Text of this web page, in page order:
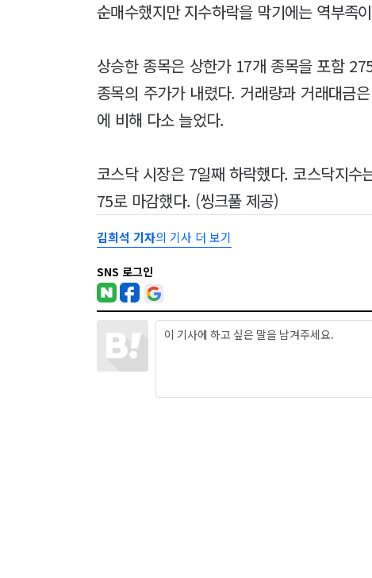
순매수했지만 지수하락을 막기에는 역부족
상승한 종목은 상한가 17개 종목을 포함
종목의 주가가 내렸다. 거래량과 거래대금
에 비해 다소 늘었다.
코스닥 시장은 7일째 하락했다. 코스닥지
75로 마감했다. (씽크풀 제공)
김희석 기자의 기사 더 보기
SNS 로그인